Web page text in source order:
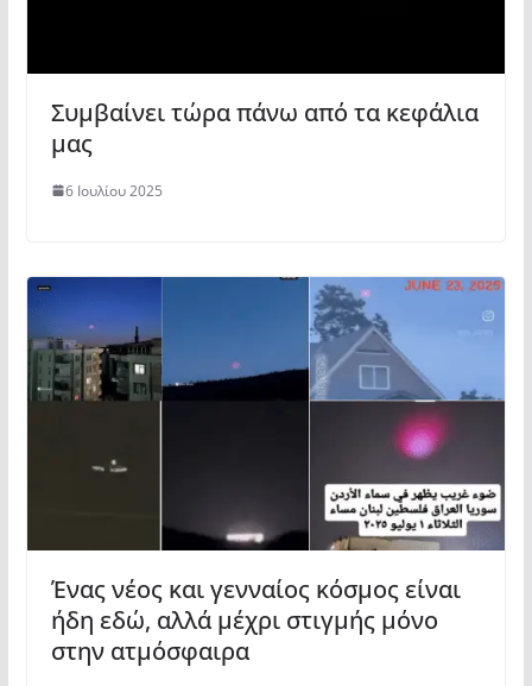
Συμβαίνει τώρα πάνω από τα κεφάλια
μας
6 Ιουλίου 2025
Ένας νέος και γενναίος κόσμος είναι
ήδη εδώ, αλλά μέχρι στιγμής μόνο
στην ατμόσφαιρα